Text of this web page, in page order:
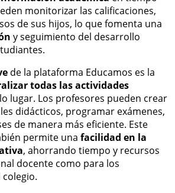
monitorizar las calificaciones,
de sus hijos, lo que fomenta una
y seguimiento del desarrollo
de la plataforma Educamos es la
todas las actividades
lugar. Los profesores pueden crear
didácticos, programar exámenes,
de manera más eficiente. Este
permite una facilidad en la
, ahorrando tiempo y recursos
docente como para los